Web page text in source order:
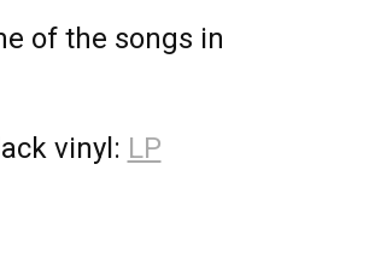
of the songs in
vinyl: LP